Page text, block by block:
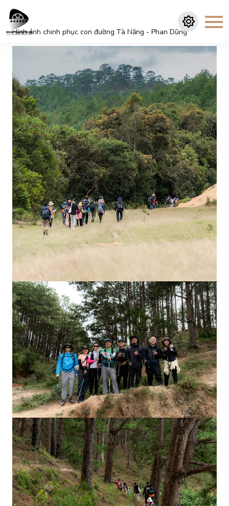
Hình ảnh chinh phục con đường Tà Năng - Phan Dũng